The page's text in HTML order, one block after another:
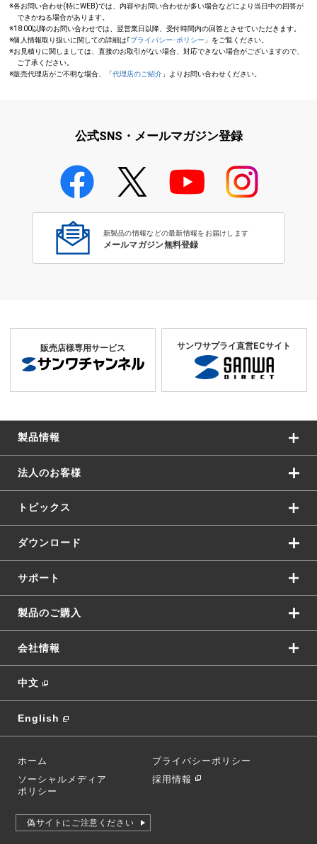
※各お問い合わせ(特にWEB)では、内容やお問い合わせが多い場合などにより当日中の回答が
できかねる場合があります。
※18:00以降のお問い合わせでは、翌営業日以降、受付時間内の回答とさせていただきます。
※個人情報取り扱いに関しての詳細は｢プライバシー･ポリシー 」をご覧ください。
※お見積りに関しましては、直接のお取引がない場合、対応できない場合がございますので、
ご了承ください。
※販売代理店がご不明な場合、「代理店のご紹介 」よりお問い合わせください。
公式SNS・メールマガジン登録
新製品の情報などの最新情報をお届けします
メールマガジン無料登録
販売店様専用サービス サンワサプライ直営ECサイト
製品情報
法人のお客様
トピックス
ダウンロード
サポート
製品のご購入
会社情報
中文
English
ホーム
プライバシーポリシー
ソーシャルメディア
ポリシー
採用情報
偽サイトにご注意ください